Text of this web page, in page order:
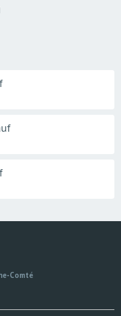
Comté